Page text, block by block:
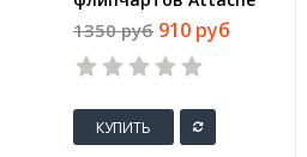
67.5х98 см белая 50
листов (80 г/кв.м)
1350 руб 910 руб
КУПИТЬ